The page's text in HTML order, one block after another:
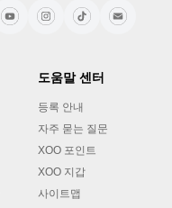
도움말 센터
등록 안내
자주 묻는 질문
XOO 포인트
XOO 지갑
사이트맵